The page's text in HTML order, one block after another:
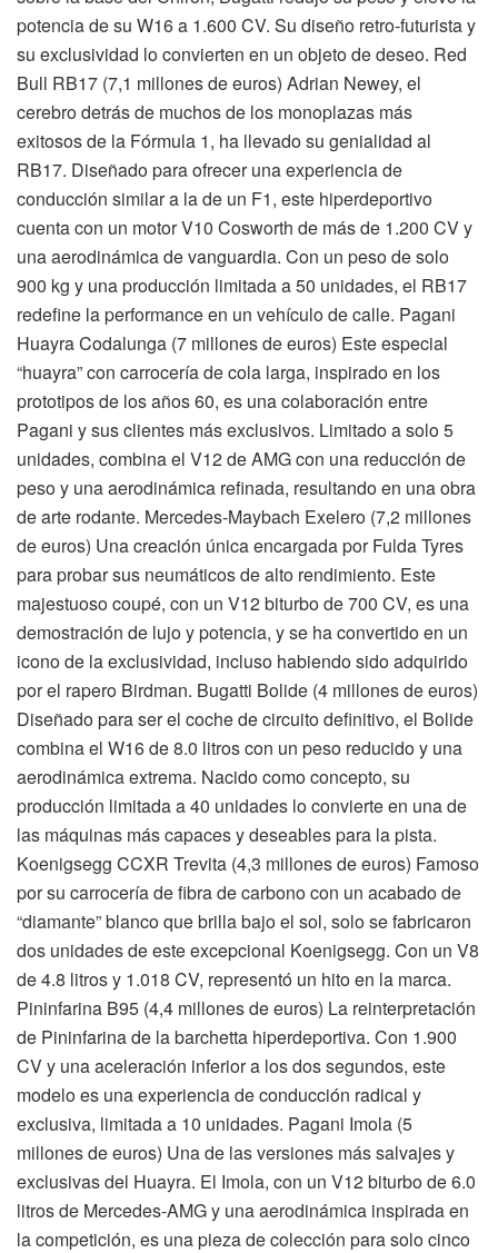
potencia de su W16 a 1.600 CV. Su diseño retro-futurista y
su exclusividad lo convierten en un objeto de deseo. Red
Bull RB17 (7,1 millones de euros) Adrian Newey, el
cerebro detrás de muchos de los monoplazas más
exitosos de la Fórmula 1, ha llevado su genialidad al
RB17. Diseñado para ofrecer una experiencia de
conducción similar a la de un F1, este hiperdeportivo
cuenta con un motor V10 Cosworth de más de 1.200 CV y
una aerodinámica de vanguardia. Con un peso de solo
900 kg y una producción limitada a 50 unidades, el RB17
redefine la performance en un vehículo de calle. Pagani
Huayra Codalunga (7 millones de euros) Este especial
“huayra” con carrocería de cola larga, inspirado en los
prototipos de los años 60, es una colaboración entre
Pagani y sus clientes más exclusivos. Limitado a solo 5
unidades, combina el V12 de AMG con una reducción de
peso y una aerodinámica refinada, resultando en una obra
de arte rodante. Mercedes-Maybach Exelero (7,2 millones
de euros) Una creación única encargada por Fulda Tyres
para probar sus neumáticos de alto rendimiento. Este
majestuoso coupé, con un V12 biturbo de 700 CV, es una
demostración de lujo y potencia, y se ha convertido en un
icono de la exclusividad, incluso habiendo sido adquirido
por el rapero Birdman. Bugatti Bolide (4 millones de euros)
Diseñado para ser el coche de circuito definitivo, el Bolide
combina el W16 de 8.0 litros con un peso reducido y una
aerodinámica extrema. Nacido como concepto, su
producción limitada a 40 unidades lo convierte en una de
las máquinas más capaces y deseables para la pista.
Koenigsegg CCXR Trevita (4,3 millones de euros) Famoso
por su carrocería de fibra de carbono con un acabado de
“diamante” blanco que brilla bajo el sol, solo se fabricaron
dos unidades de este excepcional Koenigsegg. Con un V8
de 4.8 litros y 1.018 CV, representó un hito en la marca.
Pininfarina B95 (4,4 millones de euros) La reinterpretación
de Pininfarina de la barchetta hiperdeportiva. Con 1.900
CV y una aceleración inferior a los dos segundos, este
modelo es una experiencia de conducción radical y
exclusiva, limitada a 10 unidades. Pagani Imola (5
millones de euros) Una de las versiones más salvajes y
exclusivas del Huayra. El Imola, con un V12 biturbo de 6.0
litros de Mercedes-AMG y una aerodinámica inspirada en
la competición, es una pieza de colección para solo cinco